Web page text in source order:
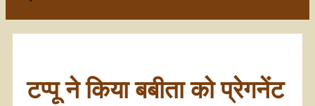
टप्पू ने किया बबीता को प्रेगनेंट